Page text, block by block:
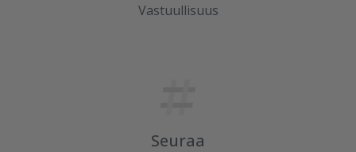
Vastuullisuus
Seuraa